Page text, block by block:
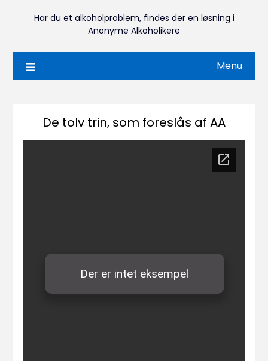
Har du et alkoholproblem, findes der en løsning i
Anonyme Alkoholikere
Menu
De tolv trin, som foreslås af AA